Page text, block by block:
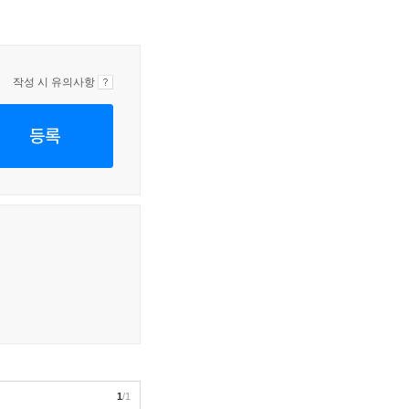
작성 시 유의사항
등록
1/1